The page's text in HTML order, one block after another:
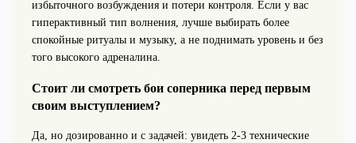
избыточного возбуждения и потери контроля. Если у вас
гиперактивный тип волнения, лучше выбирать более
спокойные ритуалы и музыку, а не поднимать уровень и без
того высокого адреналина.
Стоит ли смотреть бои соперника перед первым
своим выступлением?
Да, но дозированно и с задачей: увидеть 2-3 технические